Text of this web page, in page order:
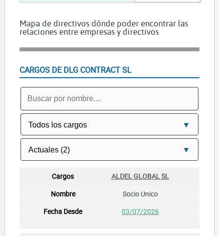
Mapa de directivos dónde poder encontrar las
relaciones entre empresas y directivos
CARGOS DE DLG CONTRACT SL
ALDEL GLOBAL SL
Socio Unico
03/07/2026